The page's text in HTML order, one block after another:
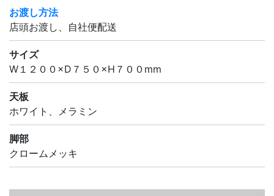
お渡し方法
店頭お渡し、自社便配送
サイズ
W１２００×D７５０×H７００mm
天板
ホワイト、メラミン
脚部
クロームメッキ